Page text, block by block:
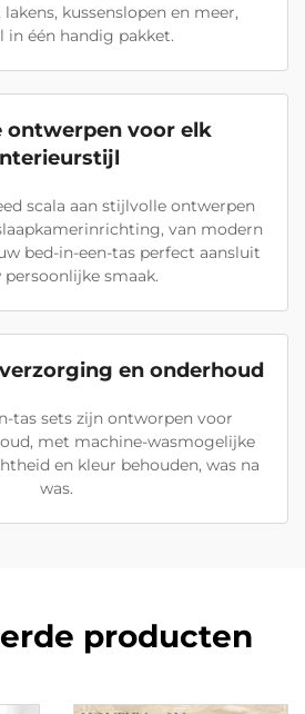
kussenslopen en meer,
in één handig pakket.
ontwerpen voor elk
scala aan stijlvolle ontwerpen
van modern
bed-in-een-tas perfect aansluit
persoonlijke smaak.
en onderhoud
tas sets zijn ontworpen voor
met machine-wasmogelijke
en kleur behouden, was na
was.
producten